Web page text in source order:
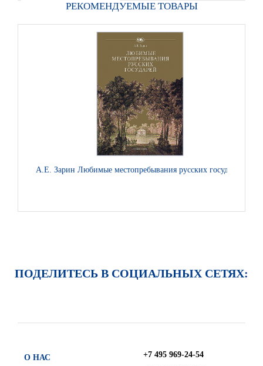
РЕКОМЕНДУЕМЫЕ ТОВАРЫ
А.Е. Зарин Любимые местопребывания русских государей
ПОДЕЛИТЕСЬ В СОЦИАЛЬНЫХ СЕТЯХ:
О НАС
+7 495 969-24-54